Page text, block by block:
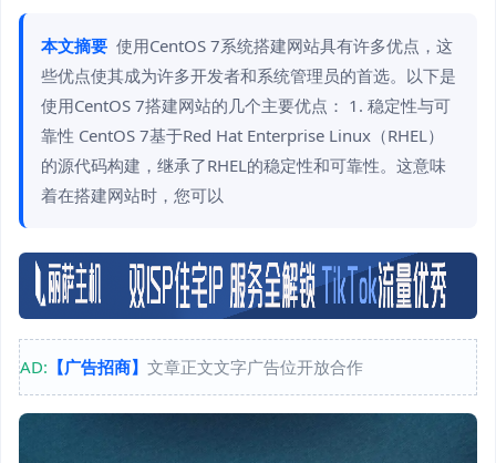
本文摘要 使用CentOS 7系统搭建网站具有许多优点，这
些优点使其成为许多开发者和系统管理员的首选。以下是
使用CentOS 7搭建网站的几个主要优点： 1. 稳定性与可
靠性 CentOS 7基于Red Hat Enterprise Linux（RHEL）
的源代码构建，继承了RHEL的稳定性和可靠性。这意味
着在搭建网站时，您可以
AD: 【广告招商】 文章正文文字广告位开放合作